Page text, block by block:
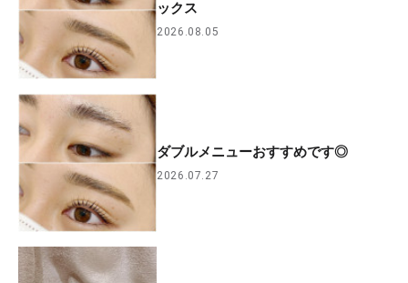
ックス
2026.08.05
ダブルメニューおすすめです◎
2026.07.27